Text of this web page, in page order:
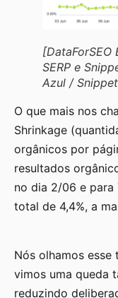
SERP e
Azul /
O que mais nos
Shrinkage
orgânicos por
resultados
no dia 2/06 e para
total de 4,4%, a
Nós olhamos esse
vimos uma queda
reduzindo